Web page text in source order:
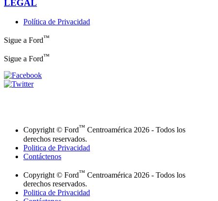
LEGAL
Política de Privacidad
Sigue a Ford™
Sigue a Ford™
Copyright © Ford™ Centroamérica 2026 - Todos los
derechos reservados.
Politica de Privacidad
Contáctenos
Copyright © Ford™ Centroamérica 2026 - Todos los
derechos reservados.
Politica de Privacidad